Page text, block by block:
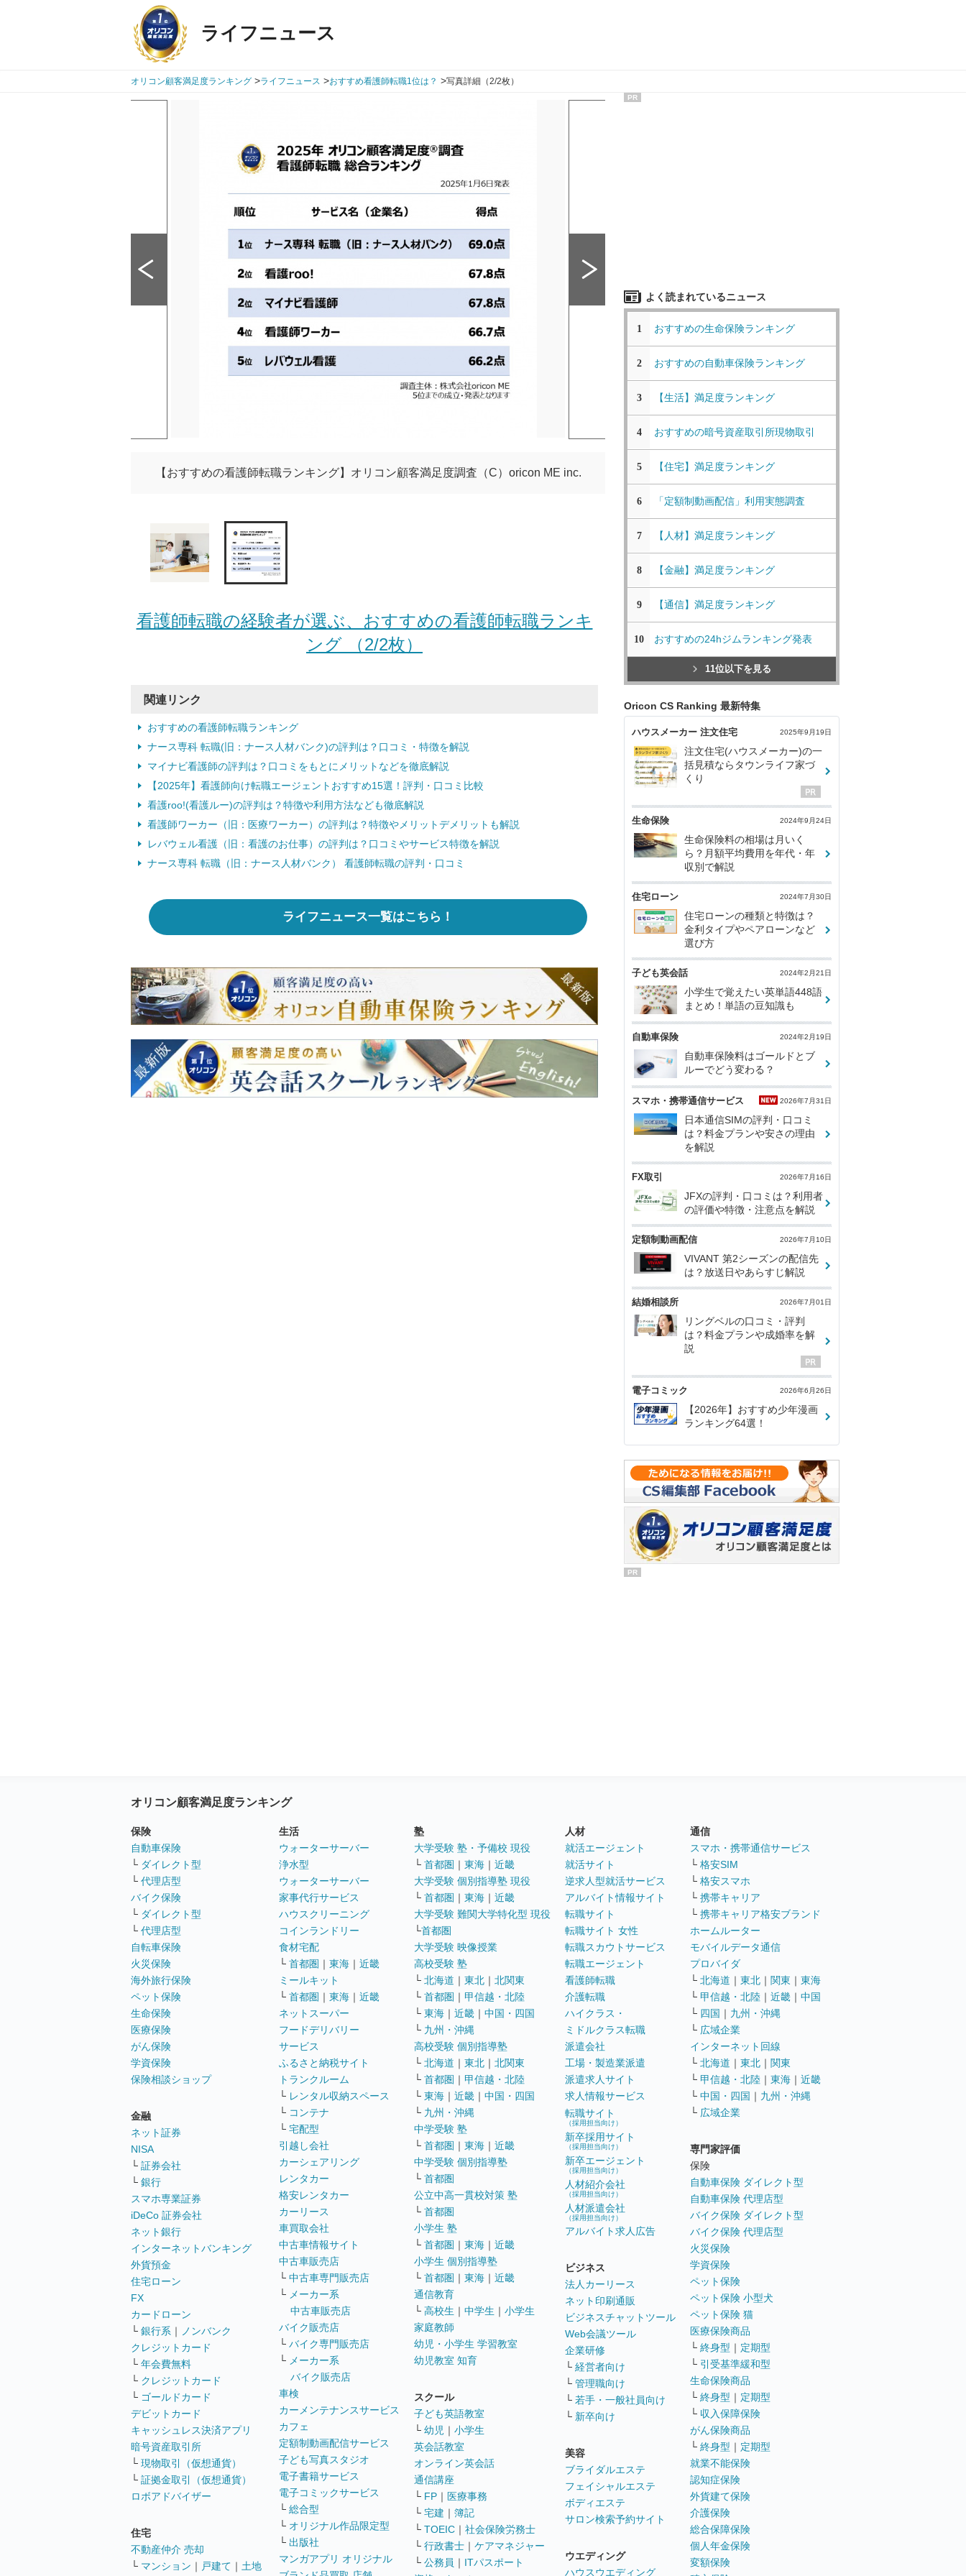
ライフニュース
オリコン顧客満足度ランキング >ライフニュース >おすすめ看護師転職1位は？ >写真詳細（2/2枚）
【おすすめの看護師転職ランキング】オリコン顧客満足度調査（C）oricon ME inc.
看護師転職の経験者が選ぶ、おすすめの看護師転職ランキ
ング （2/2枚）
関連リンク
おすすめの看護師転職ランキング
ナース専科 転職(旧：ナース人材バンク)の評判は？口コミ・特徴を解説
マイナビ看護師の評判は？口コミをもとにメリットなどを徹底解説
【2025年】看護師向け転職エージェントおすすめ15選！評判・口コミ比較
看護roo!(看護ルー)の評判は？特徴や利用方法なども徹底解説
看護師ワーカー（旧：医療ワーカー）の評判は？特徴やメリットデメリットも解説
レバウェル看護（旧：看護のお仕事）の評判は？口コミやサービス特徴を解説
ナース専科 転職（旧：ナース人材バンク） 看護師転職の評判・口コミ
ライフニュース一覧はこちら！
PR
よく読まれているニュース
1 おすすめの生命保険ランキング
2 おすすめの自動車保険ランキング
3 【生活】満足度ランキング
4 おすすめの暗号資産取引所現物取引
5 【住宅】満足度ランキング
6 「定額制動画配信」利用実態調査
7 【人材】満足度ランキング
8 【金融】満足度ランキング
9 【通信】満足度ランキング
10 おすすめの24hジムランキング発表
11位以下を見る
Oricon CS Ranking 最新特集
ハウスメーカー 注文住宅 2025年9月19日
注文住宅(ハウスメーカー)の一
括見積ならタウンライフ家づ
くり
生命保険 2024年9月24日
生命保険料の相場は月いく
ら？月額平均費用を年代・年
収別で解説
住宅ローン 2024年7月30日
住宅ローンの種類と特徴は？
金利タイプやペアローンなど
選び方
子ども英会話 2024年2月21日
小学生で覚えたい英単語448語
まとめ！単語の豆知識も
自動車保険 2024年2月19日
自動車保険料はゴールドとブ
ルーでどう変わる？
スマホ・携帯通信サービス 2026年7月31日
日本通信SIMの評判・口コミ
は？料金プランや安さの理由
を解説
FX取引 2026年7月16日
JFXの評判・口コミは？利用者
の評価や特徴・注意点を解説
定額制動画配信 2026年7月10日
VIVANT 第2シーズンの配信先
は？放送日やあらすじ解説
結婚相談所 2026年7月01日
リングベルの口コミ・評判
は？料金プランや成婚率を解
説
電子コミック 2026年6月26日
【2026年】おすすめ少年漫画
ランキング64選！
PR
オリコン顧客満足度ランキング
保険
自動車保険
└ ダイレクト型
└ 代理店型
バイク保険
└ ダイレクト型
└ 代理店型
自転車保険
火災保険
海外旅行保険
ペット保険
生命保険
医療保険
がん保険
学資保険
保険相談ショップ
金融
ネット証券
NISA
└ 証券会社
└ 銀行
スマホ専業証券
iDeCo 証券会社
ネット銀行
インターネットバンキング
外貨預金
住宅ローン
FX
カードローン
└ 銀行系 ｜
ノンバンク
クレジットカード
└ 年会費無料
└ クレジットカード
└ ゴールドカード
デビットカード
キャッシュレス決済アプリ
暗号資産取引所
└ 現物取引（仮想通貨）
└ 証拠金取引（仮想通貨）
ロボアドバイザー
住宅
不動産仲介 売却
└ マンション ｜ 戸建て ｜ 土地
生活
ウォーターサーバー
浄水型
ウォーターサーバー
家事代行サービス
ハウスクリーニング
コインランドリー
食材宅配
└ 首都圏 ｜ 東海 ｜ 近畿
ミールキット
└ 首都圏 ｜ 東海 ｜ 近畿
ネットスーパー
フードデリバリー
サービス
ふるさと納税サイト
トランクルーム
└ レンタル収納スペース
└ コンテナ
└ 宅配型
引越し会社
カーシェアリング
レンタカー
格安レンタカー
カーリース
車買取会社
中古車情報サイト
中古車販売店
└ 中古車専門販売店
└ メーカー系
中古車販売店
バイク販売店
└ バイク専門販売店
└ メーカー系
バイク販売店
車検
カーメンテナンスサービス
カフェ
定額制動画配信サービス
子ども写真スタジオ
電子書籍サービス
電子コミックサービス
└ 総合型
└ オリジナル作品限定型
└ 出版社
マンガアプリ オリジナル
塾
大学受験 塾・予備校 現役
└ 首都圏 ｜ 東海 ｜ 近畿
大学受験 個別指導塾 現役
└ 首都圏 ｜ 東海 ｜ 近畿
大学受験 難関大学特化型 現役
└首都圏
大学受験 映像授業
高校受験 塾
└ 北海道 ｜ 東北 ｜ 北関東
└ 首都圏 ｜ 甲信越・北陸
└ 東海 ｜ 近畿 ｜ 中国・四国
└ 九州・沖縄
高校受験 個別指導塾
└ 北海道 ｜ 東北 ｜ 北関東
└ 首都圏 ｜ 甲信越・北陸
└ 東海 ｜ 近畿 ｜ 中国・四国
└ 九州・沖縄
中学受験 塾
└ 首都圏 ｜ 東海 ｜ 近畿
中学受験 個別指導塾
└ 首都圏
公立中高一貫校対策 塾
└ 首都圏
小学生 塾
└ 首都圏 ｜ 東海 ｜ 近畿
小学生 個別指導塾
└ 首都圏 ｜ 東海 ｜ 近畿
通信教育
└ 高校生 ｜ 中学生 ｜ 小学生
家庭教師
幼児・小学生 学習教室
幼児教室 知育
スクール
子ども英語教室
└ 幼児 ｜ 小学生
英会話教室
オンライン英会話
通信講座
└ FP ｜ 医療事務
└ 宅建 ｜ 簿記
└ TOEIC ｜ 社会保険労務士
└ 行政書士 ｜ ケアマネジャー
└ 公務員 ｜ ITパスポート
人材
就活エージェント
就活サイト
逆求人型就活サービス
アルバイト情報サイト
転職サイト
転職サイト 女性
転職スカウトサービス
転職エージェント
看護師転職
介護転職
ハイクラス・
ミドルクラス転職
派遣会社
工場・製造業派遣
派遣求人サイト
求人情報サービス
転職サイト
（採用担当向け）
新卒採用サイト
（採用担当向け）
新卒エージェント
（採用担当向け）
人材紹介会社
（採用担当向け）
人材派遣会社
（採用担当向け）
アルバイト求人広告
ビジネス
法人カーリース
ネット印刷通販
ビジネスチャットツール
Web会議ツール
企業研修
└ 経営者向け
└ 管理職向け
└ 若手・一般社員向け
└ 新卒向け
美容
ブライダルエステ
フェイシャルエステ
ボディエステ
サロン検索予約サイト
ウエディング
ハウスウエディング
通信
スマホ・携帯通信サービス
└ 格安SIM
└ 格安スマホ
└ 携帯キャリア
└ 携帯キャリア格安ブランド
ホームルーター
モバイルデータ通信
プロバイダ
└ 北海道 ｜ 東北 ｜ 関東 ｜ 東海
└ 甲信越・北陸 ｜ 近畿 ｜ 中国
└ 四国 ｜ 九州・沖縄
└ 広域企業
インターネット回線
└ 北海道 ｜ 東北 ｜ 関東
└ 甲信越・北陸 ｜ 東海 ｜ 近畿
└ 中国・四国 ｜ 九州・沖縄
└ 広域企業
専門家評価
保険
自動車保険 ダイレクト型
自動車保険 代理店型
バイク保険 ダイレクト型
バイク保険 代理店型
火災保険
学資保険
ペット保険
ペット保険 小型犬
ペット保険 猫
医療保険商品
└ 終身型 ｜ 定期型
└ 引受基準緩和型
生命保険商品
└ 終身型 ｜ 定期型
└ 収入保障保険
がん保険商品
└ 終身型 ｜ 定期型
就業不能保険
認知症保険
外貨建て保険
介護保険
総合保障保険
個人年金保険
変額保険